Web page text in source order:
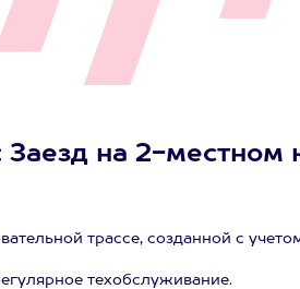
Заезд на 2-местном
трассе, созданной с
техобслуживание.